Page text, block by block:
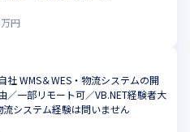
万円
社 WMS＆WES・物流システムの開
／一部リモート可／VB.NET経験者大
システム経験は問いません